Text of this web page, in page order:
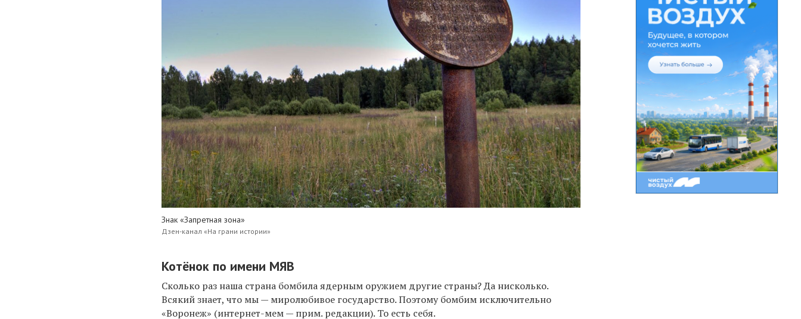
Знак «Запретная зона»
Дзен-канал «На грани истории»
Котёнок по имени МЯВ
Сколько раз наша страна бомбила ядерным оружием другие страны? Да нисколько.
Всякий знает, что мы — миролюбивое государство. Поэтому бомбим исключительно
«Воронеж» (интернет-мем — прим. редакции). То есть себя.